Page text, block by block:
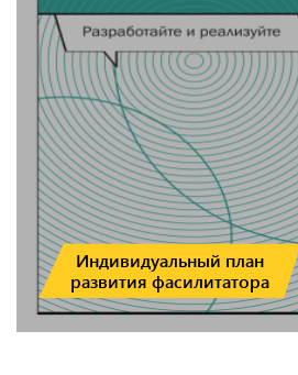
наделяет ответственностью,
выполнение и извлекает уроки.
способен создавать сильные
организации, которые живут и
здоровый организм.
Индивидуальный план
развития фасилитатора